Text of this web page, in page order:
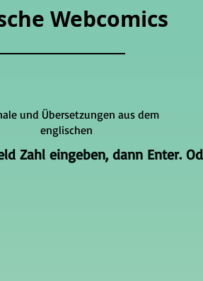
Webcomics
und Übersetzungen aus dem
englischen
Zahl eingeben, dann Enter.